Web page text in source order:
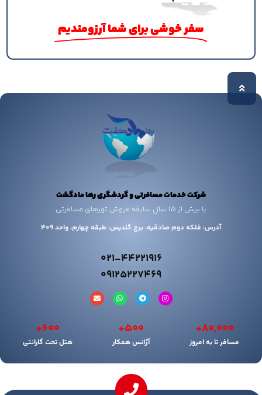
سفر خوشی برای شما آرزومندیم
شرکت خدمات مسافرتی و گردشگری رها مادگشت
با بیش از 15 سال سابقه فروش تورهای مسافرتی
آدرس: فلکه دوم صادقیه، برج گلدیس، طبقه چهارم، واحد 409
021-44221916
09125227469
مسافر تا به امروز
80,000
+
آژانس همکار
500
+
هتل تحت گارانتی
600
+